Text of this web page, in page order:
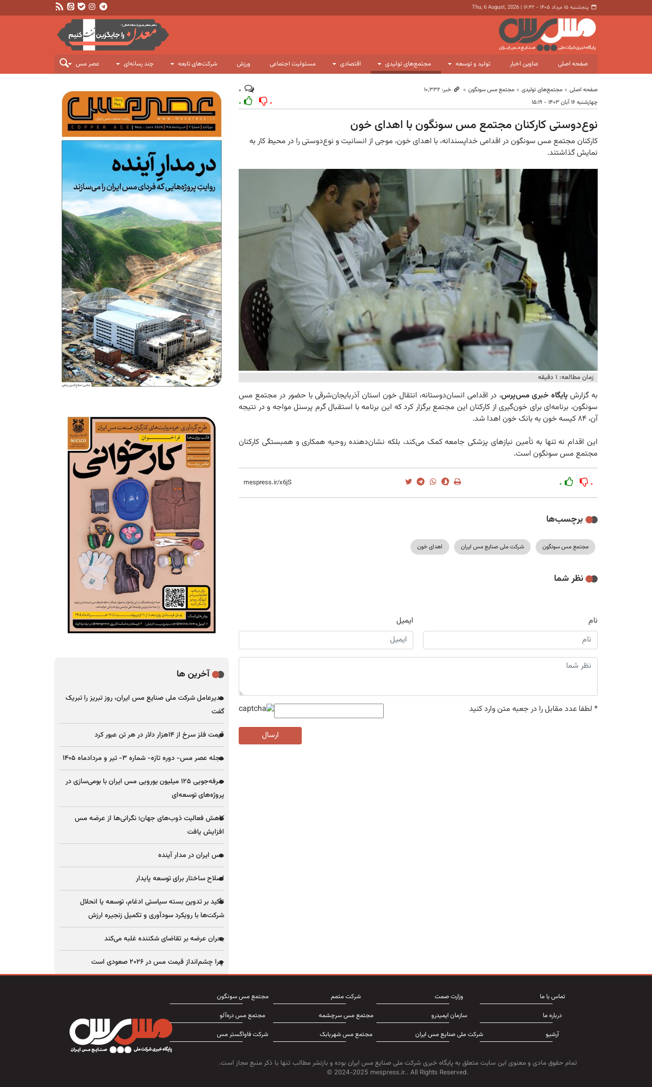
پنجشنبه ۱۵ مرداد ۱۴۰۵ - ۱۶:۴۲ |
Thu, 6 August, 2026
صفحه اصلی عناوین اخبار تولید و توسعه مجتمع‌های تولیدی اقتصادی مسئولیت اجتماعی ورزش شرکت‌های تابعه چند رسانه‌ای عصر مس
صفحه اصلی مجتمع‌های تولیدی مجتمع مس سونگون خبر: ۱۰٬۳۳۲
چهارشنبه ۱۶ آبان ۱۴۰۳ - ۱۵:۱۹
۰ ۰
نوع‌دوستی کارکنان مجتمع مس سونگون با اهدای خون
زمان مطالعه: ۱ دقیقه
کارکنان مجتمع مس سونگون در اقدامی خداپسندانه، با اهدای خون، موجی از انسانیت و نوع‌دوستی را در محیط کار به
نمایش گذاشتند.
به گزارش پایگاه خبری مس‌پرس، در اقدامی انسان‌دوستانه، انتقال خون استان آذربایجان‌شرقی با حضور در مجتمع مس
سونگون، برنامه‌ای برای خون‌گیری از کارکنان این مجتمع برگزار کرد که این برنامه با استقبال گرم پرسنل مواجه و در نتیجه
آن، ۸۴ کیسه خون به بانک خون اهدا شد.
این اقدام نه تنها به تأمین نیازهای پزشکی جامعه کمک می‌کند، بلکه نشان‌دهنده روحیه همکاری و همبستگی کارکنان
مجتمع مس سونگون است.
۰ ۰
برچسب‌ها
مجتمع مس سونگون شرکت ملی صنایع مس ایران اهدای خون
نظر شما
نام ایمیل
* لطفا عدد مقابل را در جعبه متن وارد کنید
ارسال
آخرین ها
مدیرعامل شرکت ملی صنایع مس ایران، روز تبریز را تبریک
گفت
قیمت فلز سرخ از ۱۴هزار دلار در هر تن عبور کرد
مجله عصر مس- دوره تازه- شماره ۳- تیر و مردادماه ۱۴۰۵
صرفه‌جویی ۱۲۵ میلیون یورویی مس ایران با بومی‌سازی در
پروژه‌های توسعه‌ای
کاهش فعالیت ذوب‌های جهان؛ نگرانی‌ها از عرضه مس
افزایش یافت
مس ایران در مدار آینده
اصلاح ساختار برای توسعه پایدار
تأکید بر تدوین بسته سیاستی ادغام، توسعه یا انحلال
شرکت‌ها با رویکرد سودآوری و تکمیل زنجیره ارزش
بحران عرضه بر تقاضای شکننده غلبه می‌کند
چرا چشم‌انداز قیمت مس در ۲۰۲۶ صعودی است
تماس با ما
درباره ما
آرشیو
وزارت صمت
سازمان ایمیدرو
شرکت ملی صنایع مس ایران
شرکت متمم
مجتمع مس سرچشمه
مجتمع مس شهربابک
مجتمع مس سونگون
مجتمع مس دره‌آلو
شرکت فاواگستر مس
تمام حقوق مادی و معنوی این سایت متعلق به پایگاه خبری شرکت ملی صنایع مس ایران بوده و بازنشر مطالب تنها با ذکر منبع مجاز است.
© 2024-2025 mespress.ir.. All Rights Reserved.